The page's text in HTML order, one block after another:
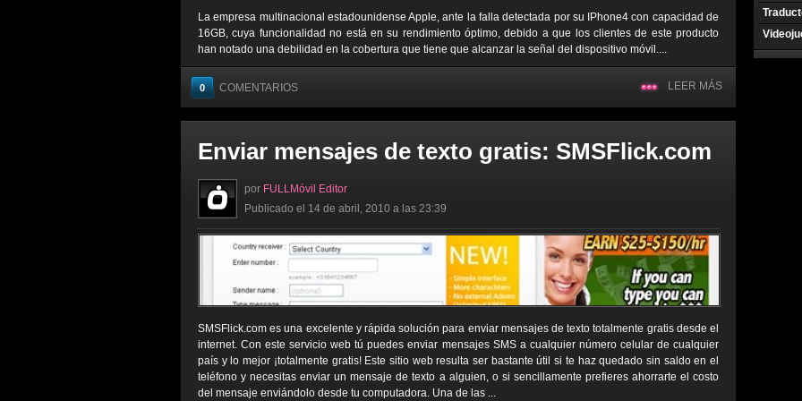
La empresa multinacional estadounidense Apple, ante la falla detectada por su IPhone4 con capacidad de
16GB, cuya funcionalidad no está en su rendimiento óptimo, debido a que los clientes de este producto
han notado una debilidad en la cobertura que tiene que alcanzar la señal del dispositivo móvil....
0 COMENTARIOS LEER MÁS
Enviar mensajes de texto gratis: SMSFlick.com
por FULLMóvil Editor
Publicado el 14 de abril, 2010 a las 23:39
SMSFlick.com es una excelente y rápida solución para enviar mensajes de texto totalmente gratis desde el
internet. Con este servicio web tú puedes enviar mensajes SMS a cualquier número celular de cualquier
país y lo mejor ¡totalmente gratis! Este sitio web resulta ser bastante útil si te haz quedado sin saldo en el
teléfono y necesitas enviar un mensaje de texto a alguien, o si sencillamente prefieres ahorrarte el costo
del mensaje enviándolo desde tu computadora. Una de las ...